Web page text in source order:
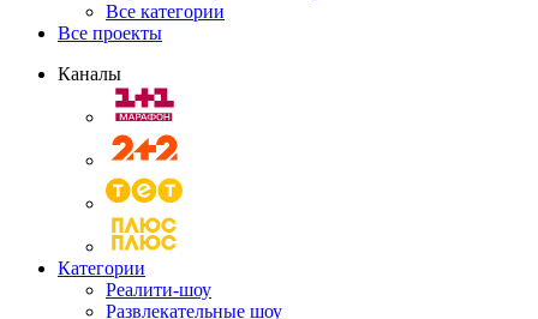
Все категории
Все проекты
Каналы
Категории
Реалити-шоу
Развлекательные шоу